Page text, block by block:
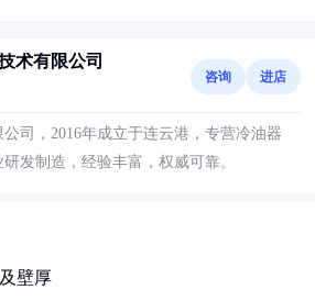
术有限公司
咨询 进店
司，2016年成立于连云港，专营冷油器
发制造，经验丰富，权威可靠。
壁厚